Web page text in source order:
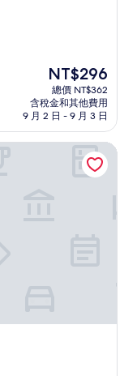
現
在
價
格
為
NT$296
NT$296
總價 NT$362
含稅金和其他費用
9 月 2 日 - 9 月 3 日